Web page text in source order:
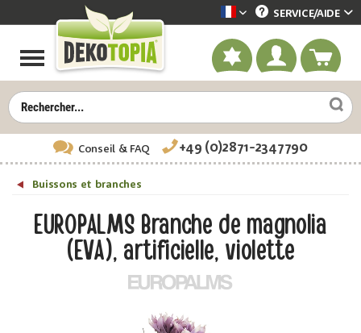
Dekotopia französisch
SERVICE/AIDE
Conseil& FAQ +49 (0)2871-2347790
Buissons et branches
EUROPALMS Branche de magnolia
(EVA), artificielle, violette